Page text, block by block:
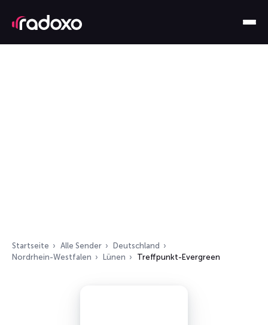
Startseite Alle Sender
Deutschland
Nordrhein-Westfalen
Lünen Treffpunkt-Evergreen